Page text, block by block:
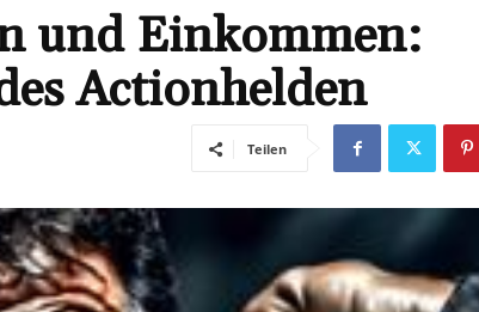
und Einkommen:
Actionhelden
Teilen